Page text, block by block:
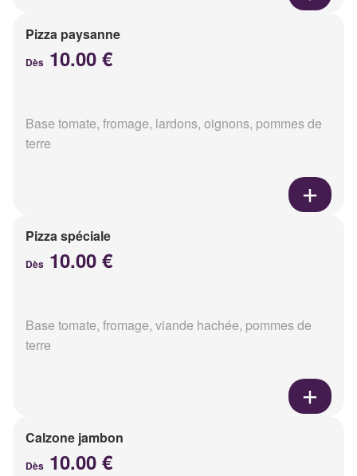
Pizza paysanne
Dès 10.00 €
Base tomate, fromage, lardons, oignons, pommes de
terre
Pizza spéciale
Dès 10.00 €
Base tomate, fromage, viande hachée, pommes de
terre
Calzone jambon
Dès 10.00 €